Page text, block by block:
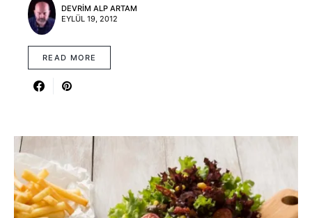
DEVRIM ALP ARTAM
EYLÜL 19, 2012
READ MORE